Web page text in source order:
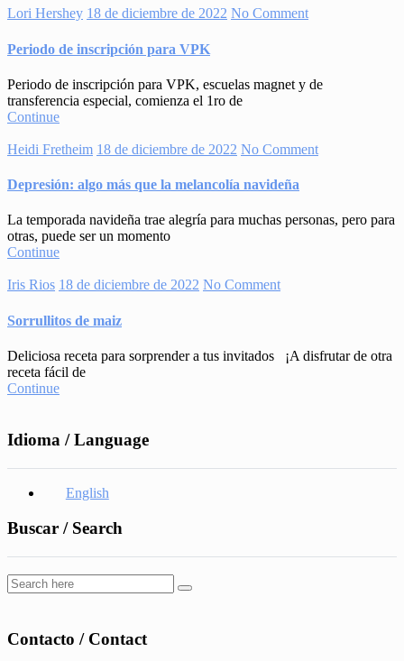
Lori Hershey 18 de diciembre de 2022 No Comment
Periodo de inscripción para VPK
Periodo de inscripción para VPK, escuelas magnet y de
transferencia especial, comienza el 1ro de
Continue
Heidi Fretheim 18 de diciembre de 2022 No Comment
Depresión: algo más que la melancolía navideña
La temporada navideña trae alegría para muchas personas, pero para
otras, puede ser un momento
Continue
Iris Rios 18 de diciembre de 2022 No Comment
Sorrullitos de maiz
Deliciosa receta para sorprender a tus invitados ¡A disfrutar de otra
receta fácil de
Continue
Idioma / Language
English
Buscar / Search
Contacto / Contact